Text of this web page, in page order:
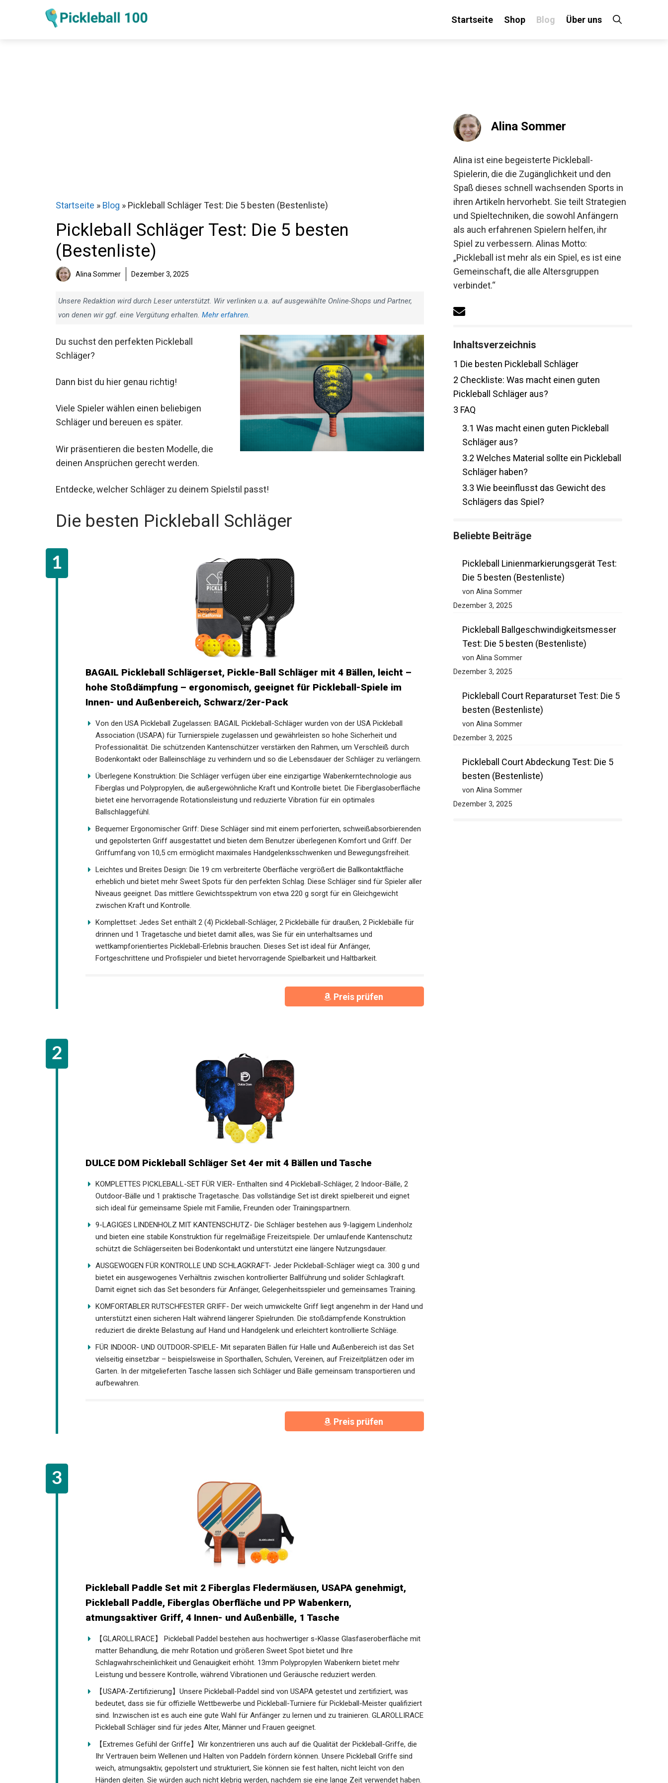
Startseite Shop Blog Über uns
Startseite » Blog » Pickleball Schläger Test: Die 5 besten (Bestenliste)
Pickleball Schläger Test: Die 5 besten
(Bestenliste)
Alina Sommer Dezember 3, 2025
Unsere Redaktion wird durch Leser unterstützt. Wir verlinken u.a. auf ausgewählte Online-Shops und Partner,
von denen wir ggf. eine Vergütung erhalten. Mehr erfahren.
Du suchst den perfekten Pickleball
Schläger?
Dann bist du hier genau richtig!
Viele Spieler wählen einen beliebigen
Schläger und bereuen es später.
Wir präsentieren die besten Modelle, die
deinen Ansprüchen gerecht werden.
Entdecke, welcher Schläger zu deinem Spielstil passt!
Die besten Pickleball Schläger
BAGAIL Pickleball Schlägerset, Pickle-Ball Schläger mit 4 Bällen, leicht –
hohe Stoßdämpfung – ergonomisch, geeignet für Pickleball-Spiele im
Innen- und Außenbereich, Schwarz/2er-Pack
Von den USA Pickleball Zugelassen: BAGAIL Pickleball-Schläger wurden von der USA Pickleball
Association (USAPA) für Turnierspiele zugelassen und gewährleisten so hohe Sicherheit und
Professionalität. Die schützenden Kantenschützer verstärken den Rahmen, um Verschleiß durch
Bodenkontakt oder Balleinschläge zu verhindern und so die Lebensdauer der Schläger zu
verlängern.
Überlegene Konstruktion: Die Schläger verfügen über eine einzigartige Wabenkerntechnologie aus
Fiberglas und Polypropylen, die außergewöhnliche Kraft und Kontrolle bietet. Die
Fiberglasoberfläche bietet eine hervorragende Rotationsleistung und reduzierte Vibration für ein
optimales Ballschlaggefühl.
Bequemer Ergonomischer Griff: Diese Schläger sind mit einem perforierten,
schweißabsorbierenden und gepolsterten Griff ausgestattet und bieten dem Benutzer überlegenen
Komfort und Griff. Der Griffumfang von 10,5 cm ermöglicht maximales Handgelenksschwenken
und Bewegungsfreiheit.
Leichtes und Breites Design: Die 19 cm verbreiterte Oberfläche vergrößert die Ballkontaktfläche
erheblich und bietet mehr Sweet Spots für den perfekten Schlag. Diese Schläger sind für Spieler
aller Niveaus geeignet. Das mittlere Gewichtsspektrum von etwa 220 g sorgt für ein Gleichgewicht
zwischen Kraft und Kontrolle.
Komplettset: Jedes Set enthält 2 (4) Pickleball-Schläger, 2 Picklebälle für draußen, 2 Picklebälle für
drinnen und 1 Tragetasche und bietet damit alles, was Sie für ein unterhaltsames und
DULCE DOM Pickleball Schläger Set 4er mit 4 Bällen und Tasche
KOMPLETTES PICKLEBALL-SET FÜR VIER- Enthalten sind 4 Pickleball-Schläger, 2 Indoor-Bälle, 2
Outdoor-Bälle und 1 praktische Tragetasche. Das vollständige Set ist direkt spielbereit und eignet
sich ideal für gemeinsame Spiele mit Familie, Freunden oder Trainingspartnern.
9-LAGIGES LINDENHOLZ MIT KANTENSCHUTZ- Die Schläger bestehen aus 9-lagigem Lindenholz
und bieten eine stabile Konstruktion für regelmäßige Freizeitspiele. Der umlaufende Kantenschutz
schützt die Schlägerseiten bei Bodenkontakt und unterstützt eine längere Nutzungsdauer.
AUSGEWOGEN FÜR KONTROLLE UND SCHLAGKRAFT- Jeder Pickleball-Schläger wiegt ca. 300 g
und bietet ein ausgewogenes Verhältnis zwischen kontrollierter Ballführung und solider
Schlagkraft. Damit eignet sich das Set besonders für Anfänger, Gelegenheitsspieler und
gemeinsames Training.
KOMFORTABLER RUTSCHFESTER GRIFF- Der weich umwickelte Griff liegt angenehm in der Hand
und unterstützt einen sicheren Halt während längerer Spielrunden. Die stoßdämpfende
Konstruktion reduziert die direkte Belastung auf Hand und Handgelenk und erleichtert kontrollierte
Schläge.
Garten. In der mitgelieferten Tasche lassen sich Schläger und Bälle gemeinsam transportieren und
Pickleball Paddle Set mit 2 Fiberglas Fledermäusen, USAPA genehmigt,
Pickleball Paddle, Fiberglas Oberfläche und PP Wabenkern,
atmungsaktiver Griff, 4 Innen- und Außenbälle, 1 Tasche
【GLAROLLIRACE】 Pickleball Paddel bestehen aus hochwertiger s-Klasse Glasfaseroberfläche
mit matter Behandlung, die mehr Rotation und größeren Sweet Spot bietet und Ihre
Schlagwahrscheinlichkeit und Genauigkeit erhöht. 13mm Polypropylen Wabenkern bietet mehr
Leistung und bessere Kontrolle, während Vibrationen und Geräusche reduziert werden.
【USAPA-Zertifizierung】Unsere Pickleball-Paddel sind von USAPA getestet und zertifiziert, was
bedeutet, dass sie für offizielle Wettbewerbe und Pickleball-Turniere für Pickleball-Meister
qualifiziert sind. Inzwischen ist es auch eine gute Wahl für Anfänger zu lernen und zu trainieren.
GLAROLLIRACE Pickleball Schläger sind für jedes Alter, Männer und Frauen geeignet.
Alina Sommer
Alina ist eine begeisterte Pickleball-
Spielerin, die die Zugänglichkeit und den
Spaß dieses schnell wachsenden Sports in
ihren Artikeln hervorhebt. Sie teilt
Strategien und Spieltechniken, die sowohl
Anfängern als auch erfahrenen Spielern
helfen, ihr Spiel zu verbessern. Alinas
Motto: „Pickleball ist mehr als ein Spiel, es
ist eine Gemeinschaft, die alle
Altersgruppen verbindet.“
Inhaltsverzeichnis
Die besten Pickleball Schläger
Checkliste: Was macht einen guten
Pickleball Schläger aus?
FAQ
3.1Was macht einen guten Pickleball
Schläger aus?
3.2Welches Material sollte ein
Pickleball Schläger haben?
3.3Wie beeinflusst das Gewicht des
Schlägers das Spiel?
Beliebte Beiträge
Pickleball Linienmarkierungsgerät Test:
Die 5 besten (Bestenliste)
von Alina Sommer
Dezember 3, 2025
Pickleball Ballgeschwindigkeitsmesser
Test: Die 5 besten (Bestenliste)
von Alina Sommer
Dezember 3, 2025
Pickleball Court Reparaturset Test: Die 5
besten (Bestenliste)
von Alina Sommer
Dezember 3, 2025
Pickleball Court Abdeckung Test: Die 5
besten (Bestenliste)
von Alina Sommer
Dezember 3, 2025
Schaue dir jetzt die meistverkauften Produkte im Sale bei Decathlon an!